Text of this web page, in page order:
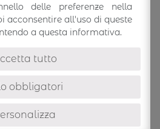
Bags -via Caselline, 365
delle preferenze nella
acconsentire all'uso di queste
a questa informativa.
tutto
obbligatori